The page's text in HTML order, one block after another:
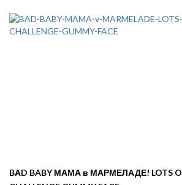
BАD BABY МАМА в МАРМЕЛАДЕ! LOTS